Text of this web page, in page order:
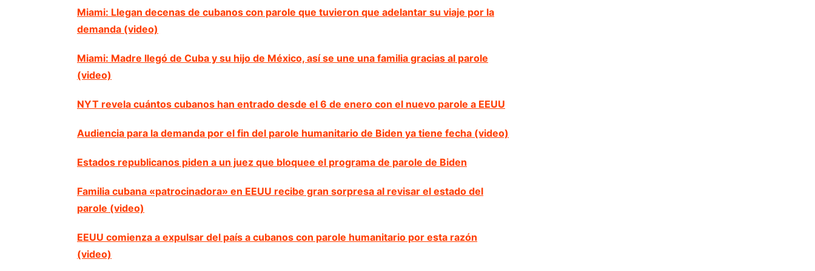
Miami: Llegan decenas de cubanos con parole que tuvieron que adelantar su viaje por la
demanda (video)
Miami: Madre llegó de Cuba y su hijo de México, así se une una familia gracias al parole
(video)
NYT revela cuántos cubanos han entrado desde el 6 de enero con el nuevo parole a EEUU
Audiencia para la demanda por el fin del parole humanitario de Biden ya tiene fecha (video)
Estados republicanos piden a un juez que bloquee el programa de parole de Biden
Familia cubana «patrocinadora» en EEUU recibe gran sorpresa al revisar el estado del
parole (video)
EEUU comienza a expulsar del país a cubanos con parole humanitario por esta razón
(video)